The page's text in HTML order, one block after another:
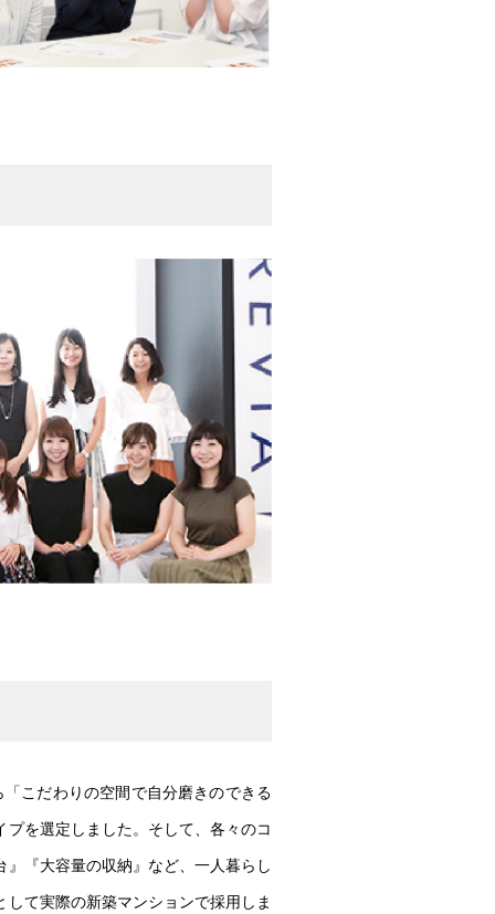
こだわりの空間で自分磨きのできる
を選定しました。そして、各々のコ
『大容量の収納』など、一人暮らし
て実際の新築マンションで採用しま